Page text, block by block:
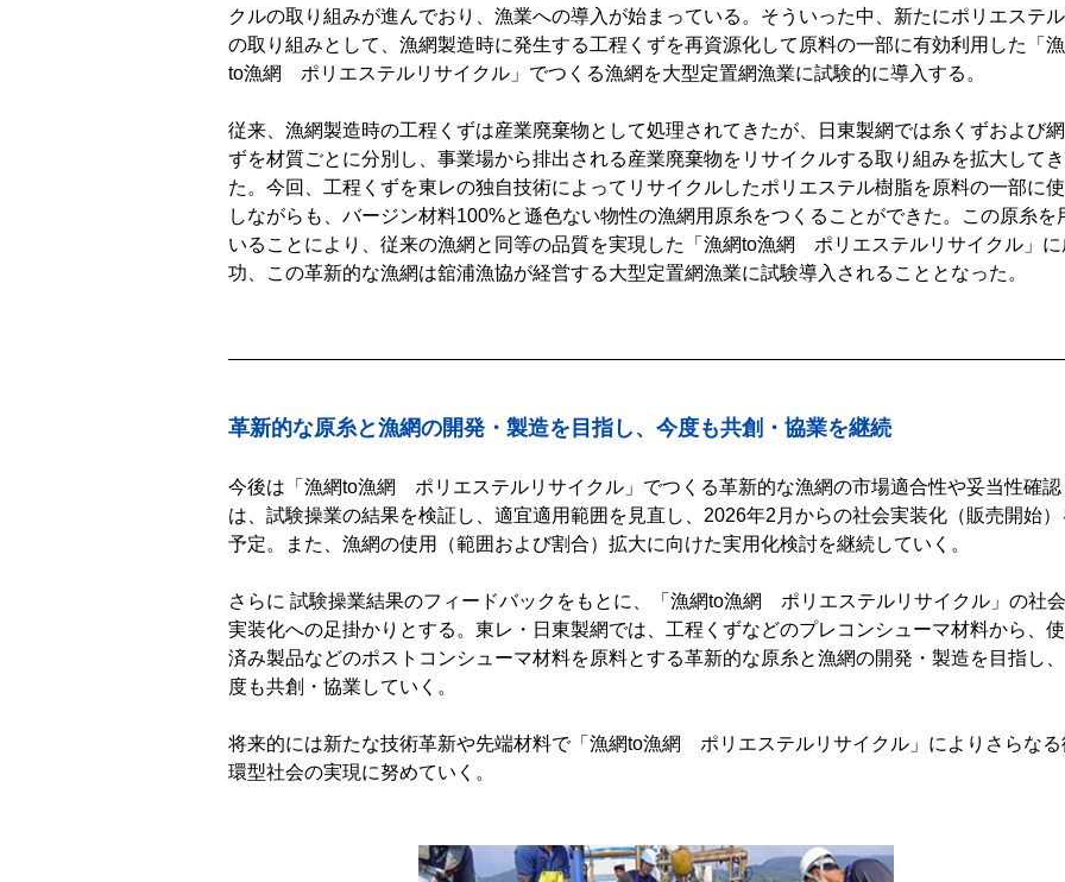
クルの取り組みが進んでおり、漁業への導入が始まっている。そういった中、新たにポリエステ
の取り組みとして、漁網製造時に発生する工程くずを再資源化して原料の一部に有効利用した「
to漁網 ポリエステルリサイクル」でつくる漁網を大型定置網漁業に試験的に導入する。
従来、漁網製造時の工程くずは産業廃棄物として処理されてきたが、日東製網では糸くずおよび網
ずを材質ごとに分別し、事業場から排出される産業廃棄物をリサイクルする取り組みを拡大してき
た。今回、工程くずを東レの独自技術によってリサイクルしたポリエステル樹脂を原料の一部に使
しながらも、バージン材料100%と遜色ない物性の漁網用原糸をつくることができた。この原糸を
いることにより、従来の漁網と同等の品質を実現した「漁網to漁網 ポリエステルリサイクル」に
功、この革新的な漁網は舘浦漁協が経営する大型定置網漁業に試験導入されることとなった。
革新的な原糸と漁網の開発・製造を目指し、今度も共創・協業を継続
今後は「漁網to漁網 ポリエステルリサイクル」でつくる革新的な漁網の市場適合性や妥当性確認
は、試験操業の結果を検証し、適宜適用範囲を見直し、2026年2月からの社会実装化（販売開始）
予定。また、漁網の使用（範囲および割合）拡大に向けた実用化検討を継続していく。
さらに 試験操業結果のフィードバックをもとに、「漁網to漁網 ポリエステルリサイクル」の社会
実装化への足掛かりとする。東レ・日東製網では、工程くずなどのプレコンシューマ材料から、使
済み製品などのポストコンシューマ材料を原料とする革新的な原糸と漁網の開発・製造を目指し
度も共創・協業していく。
将来的には新たな技術革新や先端材料で「漁網to漁網 ポリエステルリサイクル」によりさらなる
環型社会の実現に努めていく。